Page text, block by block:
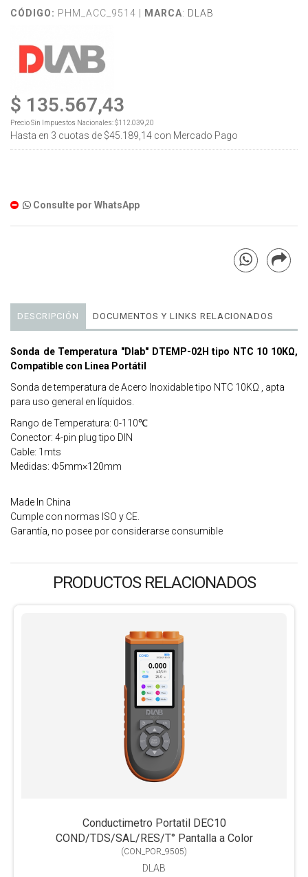
CÓDIGO: PHM_ACC_9514 | MARCA: DLAB
$ 135.567,43
Precio Sin Impuestos Nacionales:$112.039,20
Hasta en 3 cuotas de $45.189,14 con Mercado Pago
Consulte por WhatsApp
DESCRIPCIÓN DOCUMENTOS Y LINKS RELACIONADOS
Sonda de Temperatura "Dlab" DTEMP-02H tipo NTC 10 10KΩ,
Compatible con Linea Portátil
Sonda de temperatura de Acero Inoxidable tipo NTC 10KΩ , apta
para uso general en líquidos.
Rango de Temperatura: 0-110℃
Conector: 4-pin plug tipo DIN
Cable: 1mts
Medidas: Φ5mm×120mm
Made In China
Cumple con normas ISO y CE.
Garantía, no posee por considerarse consumible
PRODUCTOS RELACIONADOS
Conductimetro Portatil DEC10
COND/TDS/SAL/RES/T° Pantalla a Color
(CON_POR_9505)
DLAB